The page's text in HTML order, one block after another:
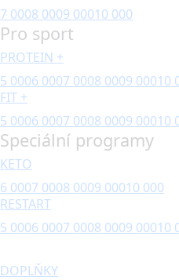
7 0008 0009 00010 000
Pro sport
PROTEIN +
5 0006 0007 0008 0009 00010
FIT +
5 0006 0007 0008 0009 00010
Speciální programy
KETO
6 0007 0008 0009 00010 000
RESTART
5 0006 0007 0008 0009 00010
DOPLŇKY